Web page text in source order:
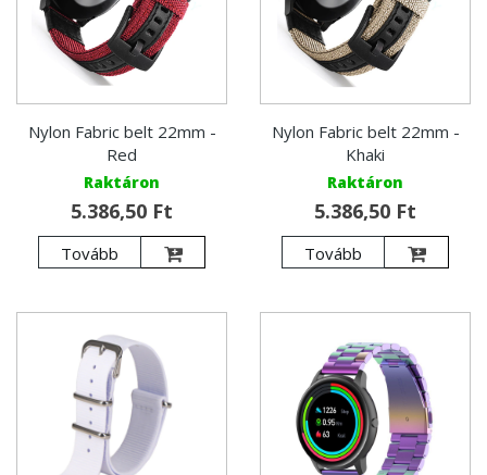
Nylon Fabric belt 22mm -
Red
Raktáron
5.386,50 Ft
Tovább
Nylon Fabric belt 22mm -
Khaki
Raktáron
5.386,50 Ft
Tovább